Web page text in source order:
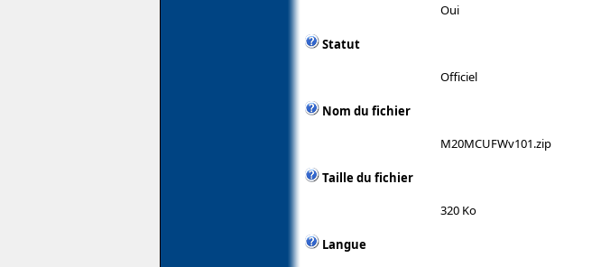
Oui
Statut
Officiel
Nom du fichier
M20MCUFWv101.zip
Taille du fichier
320 Ko
Langue